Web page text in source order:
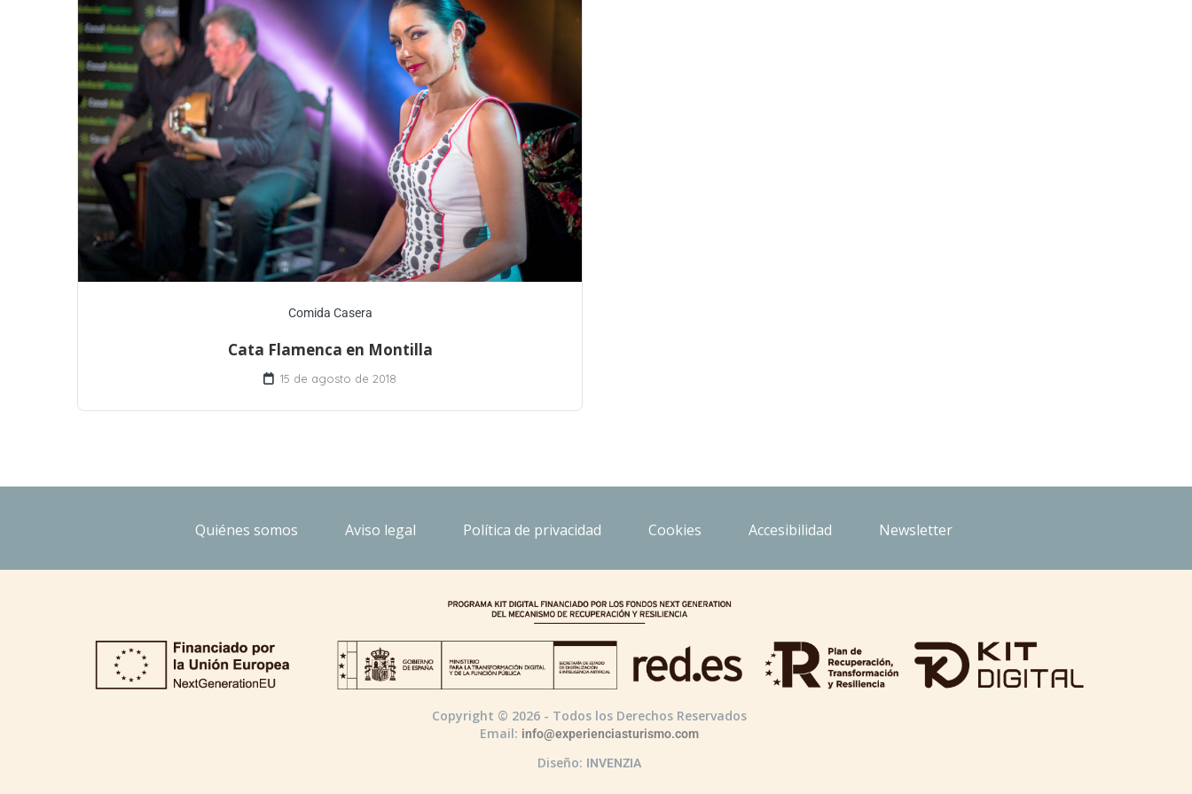
Comida Casera
Cata Flamenca en Montilla
15 de agosto de 2018
Quiénes somos Aviso legal Política de privacidad Cookies Accesibilidad Newsletter
Copyright © 2026 - Todos los Derechos Reservados
Email: info@experienciasturismo.com
Diseño: INVENZIA